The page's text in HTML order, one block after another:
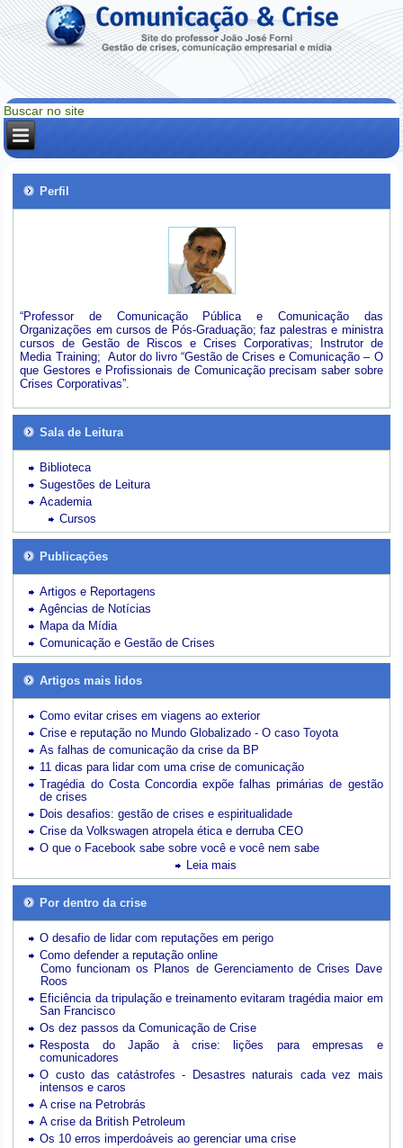
Perfil
“Professor de Comunicação Pública e Comunicação das
Organizações em cursos de Pós-Graduação; faz palestras e ministra
cursos de Gestão de Riscos e Crises Corporativas; Instrutor de
Media Training; Autor do livro “Gestão de Crises e Comunicação – O
que Gestores e Profissionais de Comunicação precisam saber sobre
Crises Corporativas”.
Sala de Leitura
Biblioteca
Sugestões de Leitura
Academia
Cursos
Publicações
Artigos e Reportagens
Agências de Notícias
Mapa da Mídia
Comunicação e Gestão de Crises
Artigos mais lidos
Como evitar crises em viagens ao exterior
Crise e reputação no Mundo Globalizado - O caso Toyota
As falhas de comunicação da crise da BP
11 dicas para lidar com uma crise de comunicação
Tragédia do Costa Concordia expõe falhas primárias de gestão
de crises
Dois desafios: gestão de crises e espiritualidade
Crise da Volkswagen atropela ética e derruba CEO
O que o Facebook sabe sobre você e você nem sabe
Leia mais
Por dentro da crise
O desafio de lidar com reputações em perigo
Como defender a reputação online
Como funcionam os Planos de Gerenciamento de Crises Dave
Roos
Eficiência da tripulação e treinamento evitaram tragédia maior em
San Francisco
Os dez passos da Comunicação de Crise
Resposta do Japão à crise: lições para empresas e
comunicadores
O custo das catástrofes -
Desastres naturais cada vez mais
intensos e caros
A crise na Petrobrás
A crise da British Petroleum
Os 10 erros imperdoáveis ao gerenciar uma crise